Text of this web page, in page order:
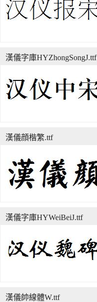
漢儀字庫HYZhongSongJ.ttf
漢儀顔楷繁.ttf
漢儀字庫HYWeiBeiJ.ttf
漢儀帥線體W.ttf